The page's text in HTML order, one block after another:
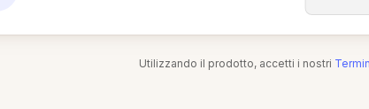
Utilizzando il prodotto, accetti i nostri